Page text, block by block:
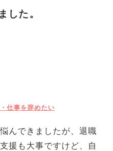
した。
仕事を辞めたい
んできましたが、退職
援も大事ですけど、自